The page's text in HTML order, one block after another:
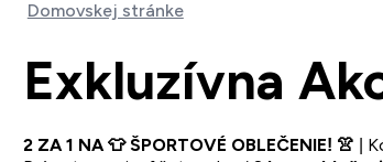
Domovskej stránke
Exkluzívna
2 ZA 1 NA 👕 ŠPORTOVÉ OBLEČENIE! 👚 |